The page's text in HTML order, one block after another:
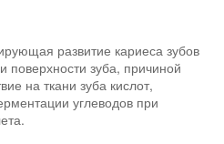
развитие кариеса зубов
поверхности зуба, причиной
на ткани зуба кислот,
углеводов при